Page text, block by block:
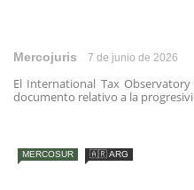
Mercojuris 7 de junio de 2026
El International Tax
documento relativo a la
MERCOSUR 🇦🇷 ARG